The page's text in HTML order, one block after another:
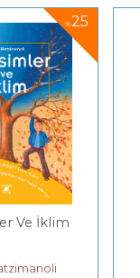
%25
Ve İklim